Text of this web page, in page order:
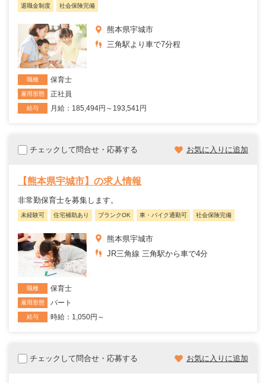
退職金制度 社会保険完備
熊本県宇城市
三角駅より車で7分程
職種 保育士
雇用形態 正社員
給与 月給：185,494円～193,541円
チェックして問合せ・応募する お気に入りに追加
【熊本県宇城市】の求人情報
非常勤保育士を募集します。
未経験可 住宅補助あり ブランクOK 車・バイク通勤可 社会保険完備
熊本県宇城市
JR三角線 三角駅から車で4分
職種 保育士
雇用形態 パート
給与 時給：1,050円～
チェックして問合せ・応募する お気に入りに追加